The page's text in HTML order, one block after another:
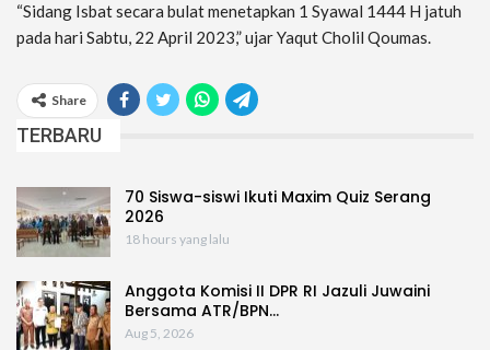
“Sidang Isbat secara bulat menetapkan 1 Syawal 1444 H jatuh
pada hari Sabtu, 22 April 2023,” ujar Yaqut Cholil Qoumas.
Share
TERBARU
70 Siswa-siswi Ikuti Maxim Quiz Serang
2026
18 hours yang lalu
Anggota Komisi II DPR RI Jazuli Juwaini
Bersama ATR/BPN…
Aug 5, 2026